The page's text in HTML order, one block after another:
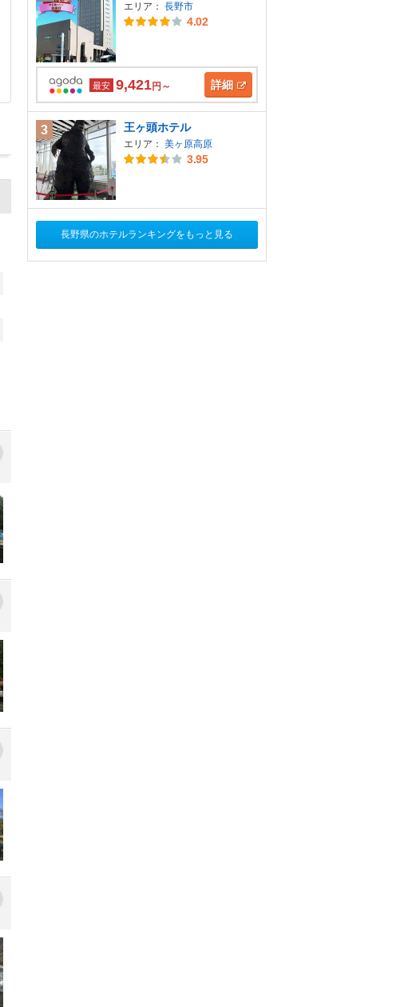
エリア： 長野市
4.02
最安 9,421円～ 詳細
3 王ヶ頭ホテル
エリア： 美ヶ原高原
3.95
長野県のホテルランキングをもっと見る